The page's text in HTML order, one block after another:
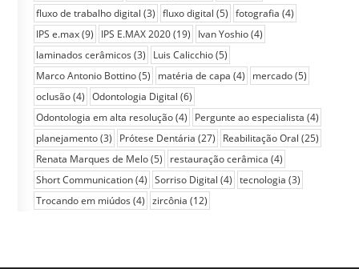
fluxo de trabalho digital (3) fluxo digital (5) fotografia (4)
IPS e.max(9) IPS E.MAX 2020(19) Ivan Yoshio(4)
laminados cerâmicos (3) Luis Calicchio(5)
Marco Antonio Bottino(5) matéria de capa (4) mercado(5)
oclusão(4) Odontologia Digital (6)
Odontologia em alta resolução(4) Pergunte ao especialista (4)
planejamento(3) Prótese Dentária (27) Reabilitação Oral (25)
Renata Marques de Melo(5) restauração cerâmica (4)
Short Communication(4) Sorriso Digital (4) tecnologia (3)
Trocando em miúdos (4) zircônia (12)